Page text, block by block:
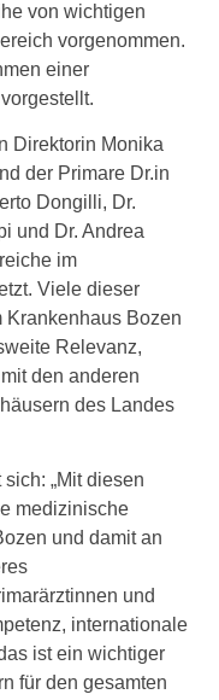
von wichtigen
vorgenommen.
einer
Direktorin Monika
der Primare Dr.in
Dongilli, Dr.
und Dr. Andrea
im
Viele dieser
Krankenhaus Bozen
Relevanz,
den anderen
des Landes
„Mit diesen
medizinische
und damit an
und
internationale
ist ein wichtiger
für den gesamten